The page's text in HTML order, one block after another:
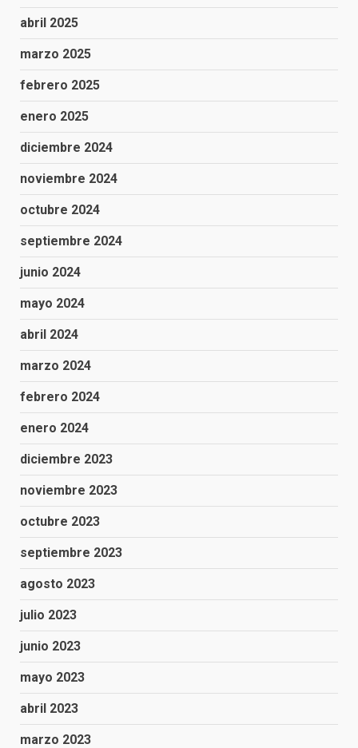
abril 2025
marzo 2025
febrero 2025
enero 2025
diciembre 2024
noviembre 2024
octubre 2024
septiembre 2024
junio 2024
mayo 2024
abril 2024
marzo 2024
febrero 2024
enero 2024
diciembre 2023
noviembre 2023
octubre 2023
septiembre 2023
agosto 2023
julio 2023
junio 2023
mayo 2023
abril 2023
marzo 2023